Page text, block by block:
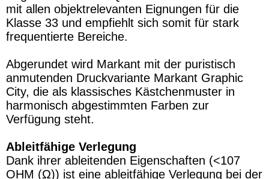
mit allen objektrelevanten Eignungen für die
Klasse 33 und empfiehlt sich somit für stark
frequentierte Bereiche.
Abgerundet wird Markant mit der puristisch
anmutenden Druckvariante Markant Graphic
City, die als klassisches Kästchenmuster in
harmonisch abgestimmten Farben zur
Verfügung steht.
Ableitfähige Verlegung
Dank ihrer ableitenden Eigenschaften (<107
OHM (Ω)) ist eine ableitfähige Verlegung bei der